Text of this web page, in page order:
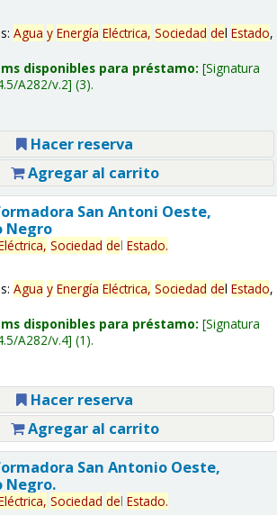
Agua y Energía Eléctrica, Sociedad del Estado,
disponibles para préstamo: Signatura
A282/v.2 (3).
Hacer reserva
Agregar al carrito
San Antoni Oeste,
Negro
Sociedad del Estado.
Agua y Energía Eléctrica, Sociedad del Estado,
disponibles para préstamo: Signatura
A282/v.4 (1).
Hacer reserva
Agregar al carrito
San Antonio Oeste,
Negro.
Sociedad del Estado.